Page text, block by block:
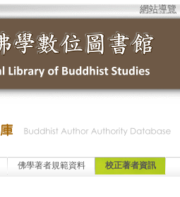
網站導覽
佛學著者規範資料 校正著者資訊